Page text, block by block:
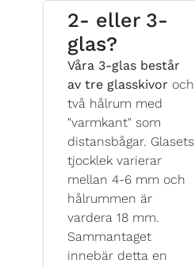
2- eller 3-
glas?
Våra 3-glas består
av tre glasskivor och
två hålrum med
"varmkant" som
distansbågar. Glasets
tjocklek varierar
mellan 4-6 mm och
hålrummen är
vardera 18 mm.
Sammantaget
innebär detta en